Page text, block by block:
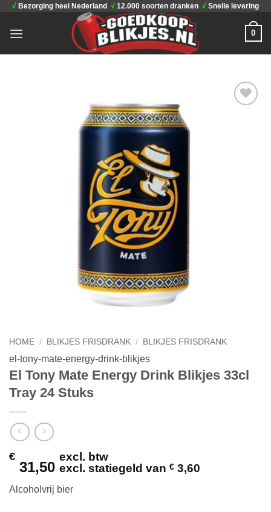
inhoud
√ Bezorging heel Nederland √ 12.000 soorten dranken √ Snelle levering
0
HOME / BLIKJES FRISDRANK / BLIKJES FRISDRANK
el-tony-mate-energy-drink-blikjes
El Tony Mate Energy Drink Blikjes 33cl
Tray 24 Stuks
€
31,50
excl. btw
excl. statiegeld van € 3,60
Alcoholvrij bier